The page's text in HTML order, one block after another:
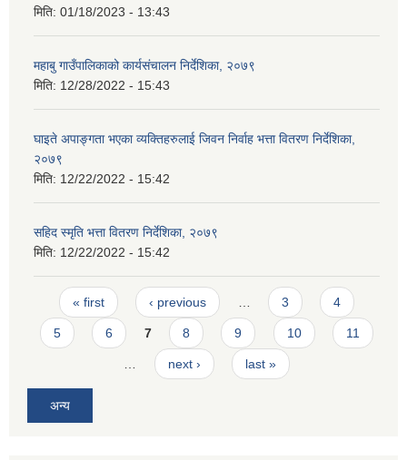
मिति: 01/18/2023 - 13:43
महाबु गाउँपालिकाको कार्यसंचालन निर्देशिका, २०७९
मिति: 12/28/2022 - 15:43
घाइते अपाङ्गता भएका व्यक्तिहरुलाई जिवन निर्वाह भत्ता वितरण निर्देशिका,
२०७९
मिति: 12/22/2022 - 15:42
सहिद स्मृति भत्ता वितरण निर्देशिका, २०७९
मिति: 12/22/2022 - 15:42
Pages
« first ‹ previous 3 4
5 6 7 8 9 10 11
next › last »
अन्य